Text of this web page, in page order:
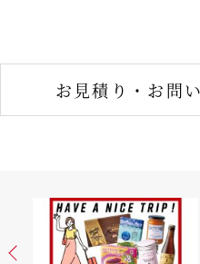
お見積り・お問